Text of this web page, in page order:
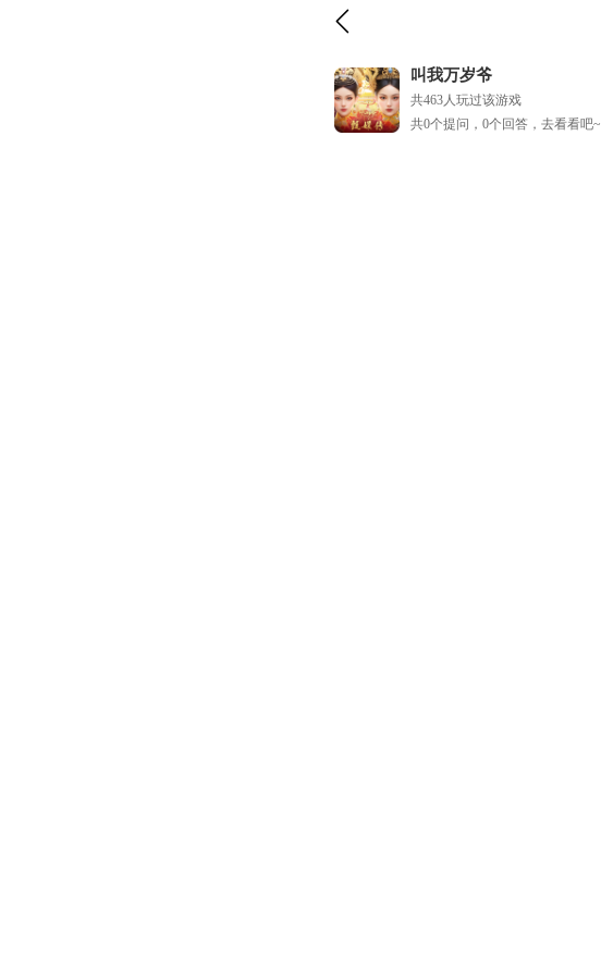
叫我万岁爷
共463人玩过该游戏
共0个提问，0个回答，去看看吧~